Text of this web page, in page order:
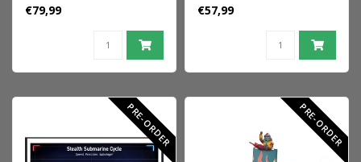
Hologramm-Variante
€79,99
Variante (Leuchtet im
€57,99
PRE-ORDER PRE-ORDER